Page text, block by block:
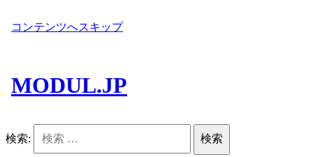
コンテンツへスキップ
MODUL.JP
検索: